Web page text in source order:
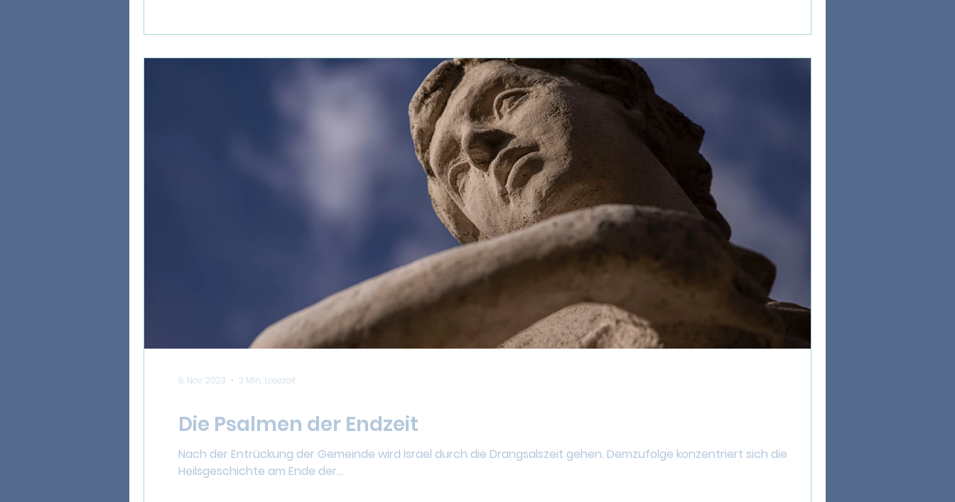
Die Psalmen der Endzeit
Nach der Entrückung der Gemeinde wird Israel durch die Drangsalszeit gehen. Demzufolge konzentriert sich die
Heilsgeschichte am Ende der...
9. Nov. 2023 3 Min. Lesezeit